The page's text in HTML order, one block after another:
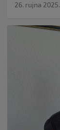
26. rujna 2025.